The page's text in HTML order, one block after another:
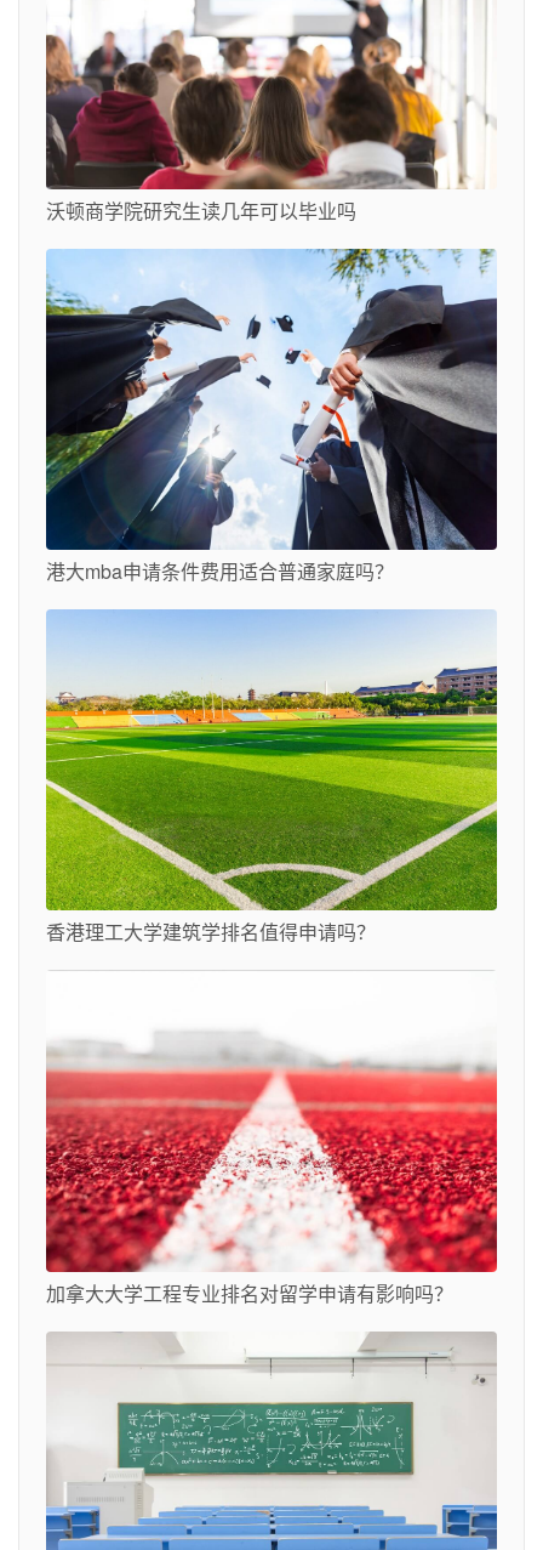
沃顿商学院研究生读几年可以毕业吗
港大mba申请条件费用适合普通家庭吗？
香港理工大学建筑学排名值得申请吗？
加拿大大学工程专业排名对留学申请有影响吗？